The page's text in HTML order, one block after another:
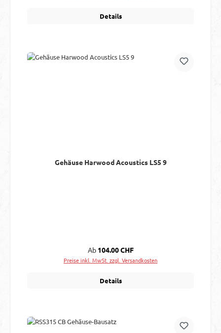
Details
Gehäuse Harwood Acoustics LS5 9
Regulärer Preis:
Ab 104.00 CHF
Preise inkl. MwSt. zzgl. Versandkosten
Details